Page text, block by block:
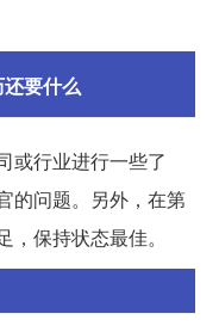
要什么
或行业进行一些了
的问题。另外，在第
保持状态最佳。